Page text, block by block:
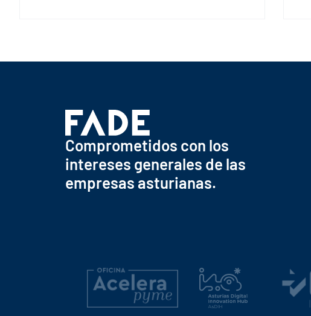
Comprometidos con los
intereses generales de las
empresas asturianas.